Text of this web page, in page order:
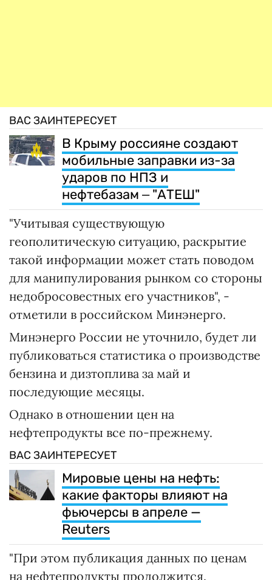
ВАС ЗАИНТЕРЕСУЕТ
В Крыму россияне создают
мобильные заправки из-за
ударов по НПЗ и
нефтебазам ‒ "АТЕШ"
"Учитывая существующую
геополитическую ситуацию, раскрытие
такой информации может стать поводом
для манипулирования рынком со стороны
недобросовестных его участников", -
отметили в российском Минэнерго.
Минэнерго России не уточнило, будет ли
публиковаться статистика о производстве
бензина и дизтоплива за май и
последующие месяцы.
Однако в отношении цен на
нефтепродукты все по-прежнему.
ВАС ЗАИНТЕРЕСУЕТ
Мировые цены на нефть:
какие факторы влияют на
фьючерсы в апреле —
Reuters
"При этом публикация данных по ценам
на нефтепродукты продолжится.